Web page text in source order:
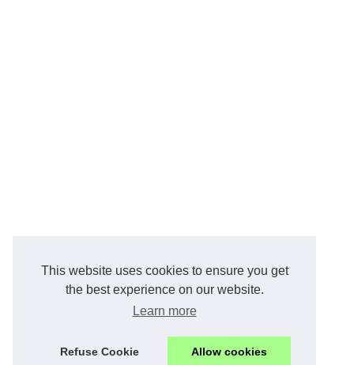
This website uses cookies to ensure you get
the best experience on our website.
Learn more
Refuse Cookie Allow cookies